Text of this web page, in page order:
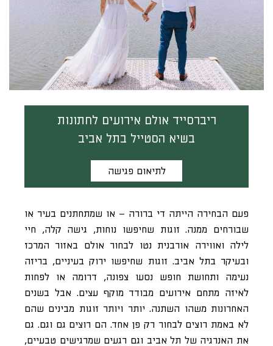
ריברסייד אולם אירועים לחתונות
בשיא הסטייל בתל אביב
לתיאום פגישה
פעם הבחירה הייתה די ברורה – או שמתחתנים בעיר או
שבורחים ממנה. זוגות שחיפשו נוחות, גישה קלה, חיי
לילה ואווירה אורבנית נטו לבחור אולם באזור המרכז
ובעיקר בתל אביב. זוגות שחיפשו ירוק בעיניים, בריזה
נעימה ותחושת חופש נסעו צפונה, דרומה או לפחות
לאיזה מתחם אירועים מבודד מוקף עצים. אבל בשנים
האחרונות משהו השתנה. יותר ויותר זוגות מבינים שהם
לא באמת רוצים לבחור רק פן אחד. הם רוצים גם וגם. גם
את האנרגיה של תל אביב וגם רגעים שמרגישים טבעיים,